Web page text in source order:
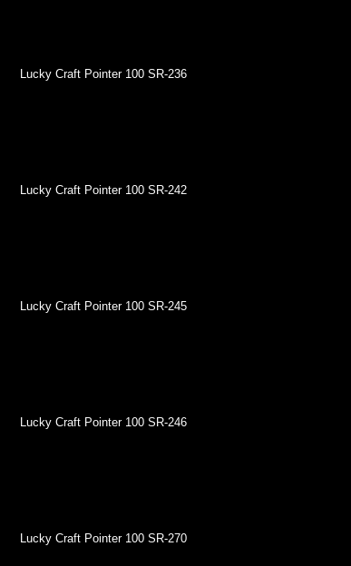
Lucky Craft Pointer 100 SR-236
Lucky Craft Pointer 100 SR-242
Lucky Craft Pointer 100 SR-245
Lucky Craft Pointer 100 SR-246
Lucky Craft Pointer 100 SR-270